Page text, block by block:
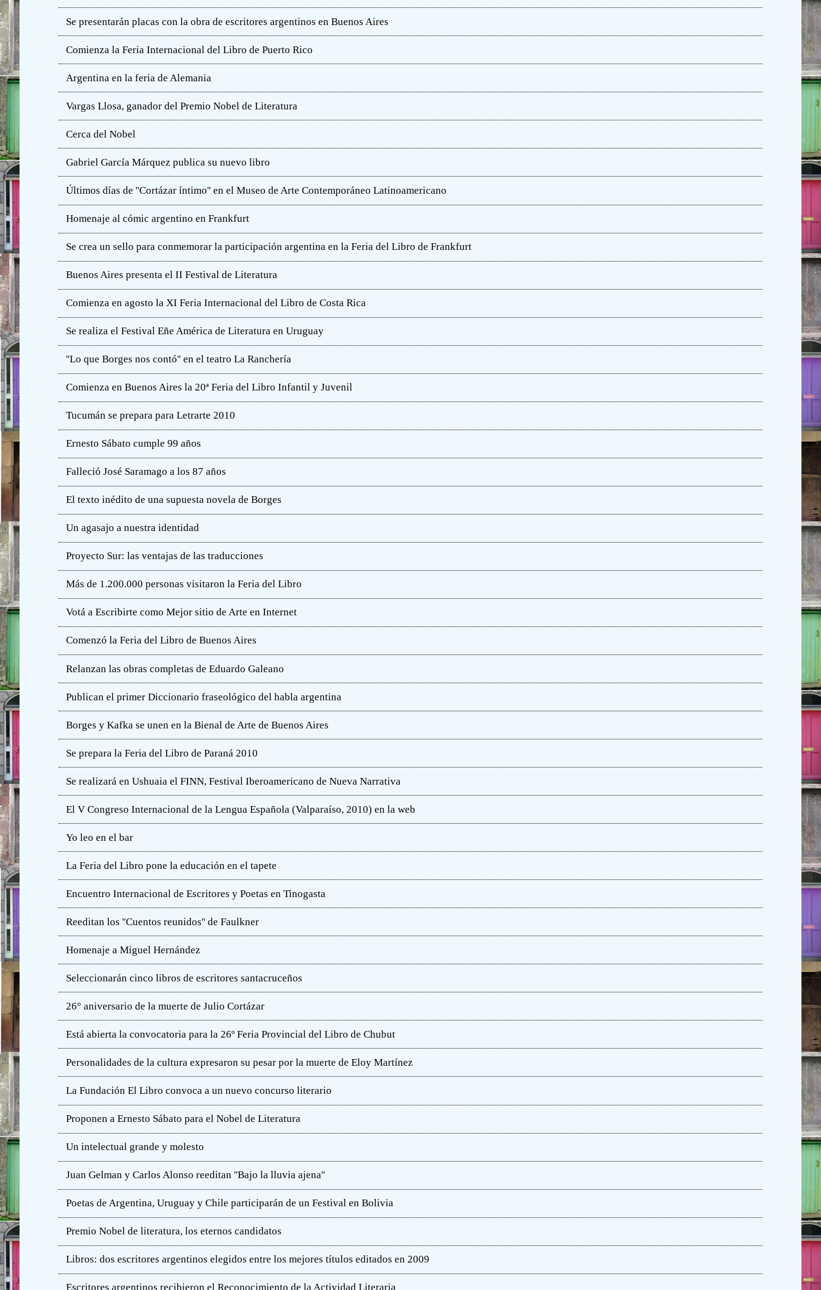
Se presentarán placas con la obra de escritores argentinos en Buenos Aires
Comienza la Feria Internacional del Libro de Puerto Rico
Argentina en la feria de Alemania
Vargas Llosa, ganador del Premio Nobel de Literatura
Cerca del Nobel
Gabriel García Márquez publica su nuevo libro
Últimos días de ''Cortázar íntimo'' en el Museo de Arte Contemporáneo Latinoamericano
Homenaje al cómic argentino en Frankfurt
Se crea un sello para conmemorar la participación argentina en la Feria del Libro de Frankfurt
Buenos Aires presenta el II Festival de Literatura
Comienza en agosto la XI Feria Internacional del Libro de Costa Rica
Se realiza el Festival Eñe América de Literatura en Uruguay
''Lo que Borges nos contó'' en el teatro La Ranchería
Comienza en Buenos Aires la 20ª Feria del Libro Infantil y Juvenil
Tucumán se prepara para Letrarte 2010
Ernesto Sábato cumple 99 años
Falleció José Saramago a los 87 años
El texto inédito de una supuesta novela de Borges
Un agasajo a nuestra identidad
Proyecto Sur: las ventajas de las traducciones
Más de 1.200.000 personas visitaron la Feria del Libro
Votá a Escribirte como Mejor sitio de Arte en Internet
Comenzó la Feria del Libro de Buenos Aires
Relanzan las obras completas de Eduardo Galeano
Publican el primer Diccionario fraseológico del habla argentina
Borges y Kafka se unen en la Bienal de Arte de Buenos Aires
Se prepara la Feria del Libro de Paraná 2010
Se realizará en Ushuaia el FINN, Festival Iberoamericano de Nueva Narrativa
El V Congreso Internacional de la Lengua Española (Valparaíso, 2010) en la web
Yo leo en el bar
La Feria del Libro pone la educación en el tapete
Encuentro Internacional de Escritores y Poetas en Tinogasta
Reeditan los ''Cuentos reunidos'' de Faulkner
Homenaje a Miguel Hernández
Seleccionarán cinco libros de escritores santacruceños
26° aniversario de la muerte de Julio Cortázar
Está abierta la convocatoria para la 26º Feria Provincial del Libro de Chubut
Personalidades de la cultura expresaron su pesar por la muerte de Eloy Martínez
La Fundación El Libro convoca a un nuevo concurso literario
Proponen a Ernesto Sábato para el Nobel de Literatura
Un intelectual grande y molesto
Juan Gelman y Carlos Alonso reeditan ''Bajo la lluvia ajena''
Poetas de Argentina, Uruguay y Chile participarán de un Festival en Bolivia
Premio Nobel de literatura, los eternos candidatos
Libros: dos escritores argentinos elegidos entre los mejores títulos editados en 2009
Escritores argentinos recibieron el Reconocimiento de la Actividad Literaria